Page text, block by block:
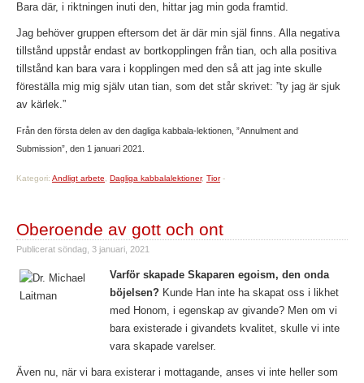
Bara där, i riktningen inuti den, hittar jag min goda framtid.
Jag behöver gruppen eftersom det är där min själ finns. Alla negativa
tillstånd uppstår endast av bortkopplingen från tian, och alla positiva
tillstånd kan bara vara i kopplingen med den så att jag inte skulle
föreställa mig mig själv utan tian, som det står skrivet: ”ty jag är sjuk
av kärlek.”
Från den första delen av den dagliga kabbala-lektionen, ”Annulment and
Submission”, den 1 januari 2021.
Kategori: Andligt arbete, Dagliga kabbalalektioner, Tior-
Oberoende av gott och ont
Publicerat söndag, 3 januari, 2021
Varför skapade Skaparen egoism, den onda
böjelsen? Kunde Han inte ha skapat oss i likhet
med Honom, i egenskap av givande? Men om vi
bara existerade i givandets kvalitet, skulle vi inte
vara skapade varelser.
Även nu, när vi bara existerar i mottagande, anses vi inte heller som